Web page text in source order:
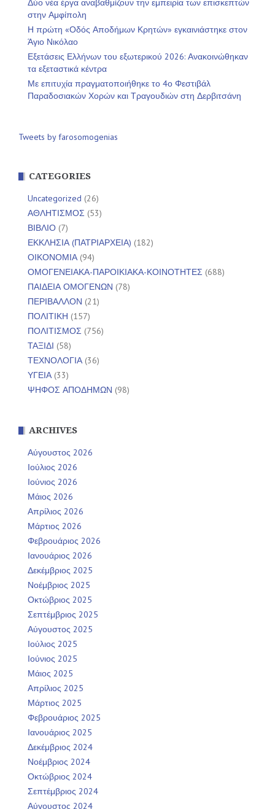
Δύο νέα έργα αναβαθμίζουν την εμπειρία των επισκεπτών
στην Αμφίπολη
Η πρώτη «Οδός Αποδήμων Κρητών» εγκαινιάστηκε στον
Άγιο Νικόλαο
Εξετάσεις Ελλήνων του εξωτερικού 2026: Ανακοινώθηκαν
τα εξεταστικά κέντρα
Με επιτυχία πραγματοποιήθηκε το 4ο Φεστιβάλ
Παραδοσιακών Χορών και Τραγουδιών στη Δερβιτσάνη
Tweets by farosomogenias
CATEGORIES
Uncategorized (26)
ΑΘΛΗΤΙΣΜΟΣ (53)
ΒΙΒΛΙΟ (7)
ΕΚΚΛΗΣΙΑ (ΠΑΤΡΙΑΡΧΕΙΑ) (182)
ΟΙΚΟΝΟΜΙΑ(94)
ΟΜΟΓΕΝΕΙΑΚΑ-ΠΑΡΟΙΚΙΑΚΑ-ΚΟΙΝΟΤΗΤΕΣ (688)
ΠΑΙΔΕΙΑ ΟΜΟΓΕΝΩΝ (78)
ΠΕΡΙΒΑΛΛΟΝ (21)
ΠΟΛΙΤΙΚΗ (157)
ΠΟΛΙΤΙΣΜΟΣ (756)
ΤΑΞΙΔΙ (58)
ΤΕΧΝΟΛΟΓΙΑ(36)
ΥΓΕΙΑ(33)
ΨΗΦΟΣ ΑΠΟΔΗΜΩΝ (98)
ARCHIVES
Αύγουστος 2026
Ιούλιος 2026
Ιούνιος 2026
Μάιος 2026
Απρίλιος 2026
Μάρτιος 2026
Φεβρουάριος 2026
Ιανουάριος 2026
Δεκέμβριος 2025
Νοέμβριος 2025
Οκτώβριος 2025
Σεπτέμβριος 2025
Αύγουστος 2025
Ιούλιος 2025
Ιούνιος 2025
Μάιος 2025
Απρίλιος 2025
Μάρτιος 2025
Φεβρουάριος 2025
Ιανουάριος 2025
Δεκέμβριος 2024
Νοέμβριος 2024
Οκτώβριος 2024
Σεπτέμβριος 2024
Αύγουστος 2024